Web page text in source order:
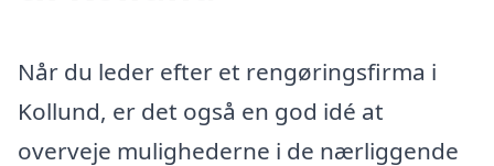
Når du leder efter et rengøringsfirma i
Kollund, er det også en god idé at
overveje mulighederne i de nærliggende